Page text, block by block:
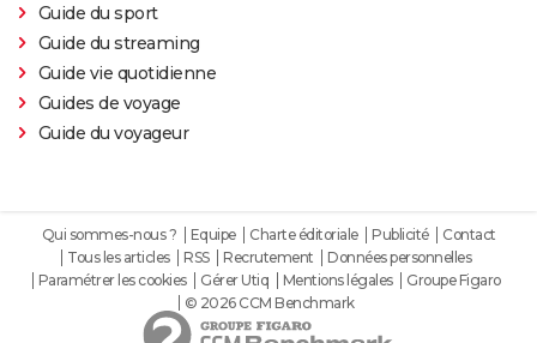
Guide du sport
Guide du streaming
Guide vie quotidienne
Guides de voyage
Guide du voyageur
Qui sommes-nous ? Equipe Charte éditoriale Publicité
Contact
Tous les articles
RSS Recrutement
Données personnelles
Paramétrer les cookies
Gérer Utiq Mentions légales
Groupe Figaro
© 2026 CCM Benchmark